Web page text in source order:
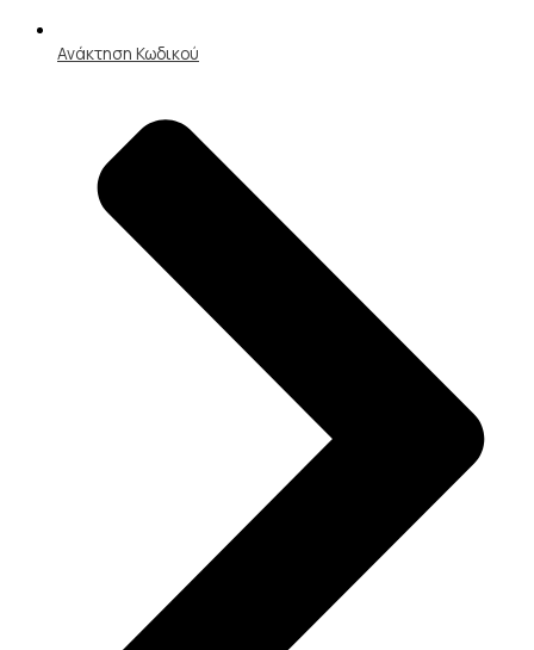
Ανάκτηση Κωδικού